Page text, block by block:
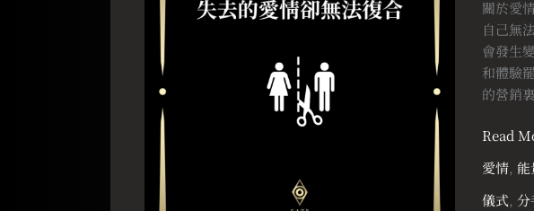
關於愛
自己無
會發生
和體驗
的營銷
各
種
靈
性
儀
式
去
的
Read
愛情, 能
儀式,分